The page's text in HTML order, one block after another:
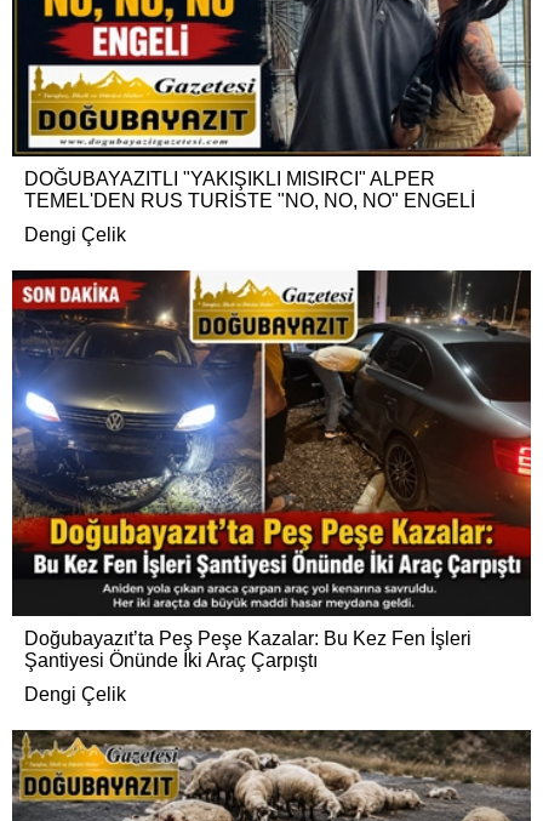
DOĞUBAYAZITLI "YAKIŞIKLI MISIRCI" ALPER
TEMEL'DEN RUS TURİSTE "NO, NO, NO" ENGELİ
Dengi Çelik
Doğubayazıt’ta Peş Peşe Kazalar: Bu Kez Fen İşleri
Şantiyesi Önünde İki Araç Çarpıştı
Dengi Çelik